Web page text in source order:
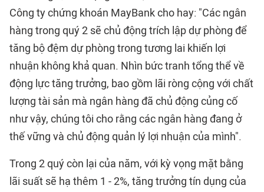
Công ty chứng khoán MayBank cho hay: "Các ngân
hàng trong quý 2 sẽ chủ động trích lập dự phòng để
tăng bộ đệm dự phòng trong tương lai khiến lợi
nhuận không khả quan. Nhìn bức tranh tổng thể về
động lực tăng trưởng, bao gồm lãi ròng cộng với chất
lượng tài sản mà ngân hàng đã chủ động củng cố
như vậy, chúng tôi cho rằng các ngân hàng đang ở
thế vững và chủ động quản lý lợi nhuận của mình".
Trong 2 quý còn lại của năm, với kỳ vọng mặt bằng
lãi suất sẽ hạ thêm 1 - 2%, tăng trưởng tín dụng của